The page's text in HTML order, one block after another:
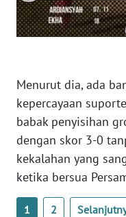
Menurut dia, ada
kepercayaan
babak penyisihan
dengan skor 3-0
kekalahan yang
ketika bersua
1 2
WN
WN
JATIM
WN
BALI